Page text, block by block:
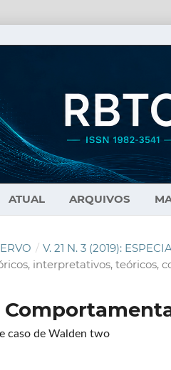
ATUAL ARQUIVOS
/ V. 21 N. 3 (2019):
interpretativos, teóricos,
caso de Walden two